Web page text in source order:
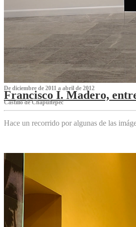
De diciembre de 2011 a abril de 2012
Francisco I. Madero,
Castillo de Chapultepec
Hace un recorrido por algunas de las